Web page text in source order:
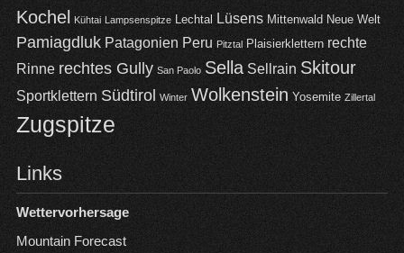
Kochel Kühtai Lampsenspitze Lechtal Lüsens Mittenwald Neue Welt
Pamiagdluk Patagonien Peru Pitztal Plaisierklettern rechte
Rinne rechtes Gully San Paolo Sella Sellrain Skitour
Sportklettern Südtirol Winter Wolkenstein Yosemite Zillertal
Zugspitze
Links
Wettervorhersage
Mountain Forecast